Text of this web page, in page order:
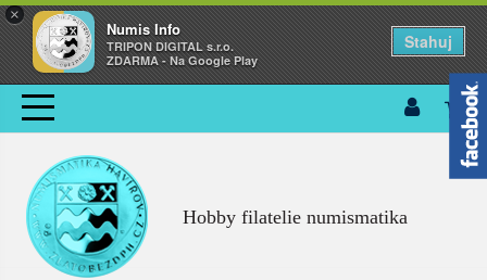
×
Numis Info
TRIPON DIGITAL s.r.o.
ZDARMA - Na Google Play
Stahuj
Hobby filatelie numismatika